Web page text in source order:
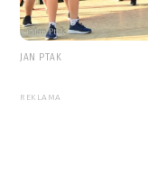
JAN PTAK
REKLAMA